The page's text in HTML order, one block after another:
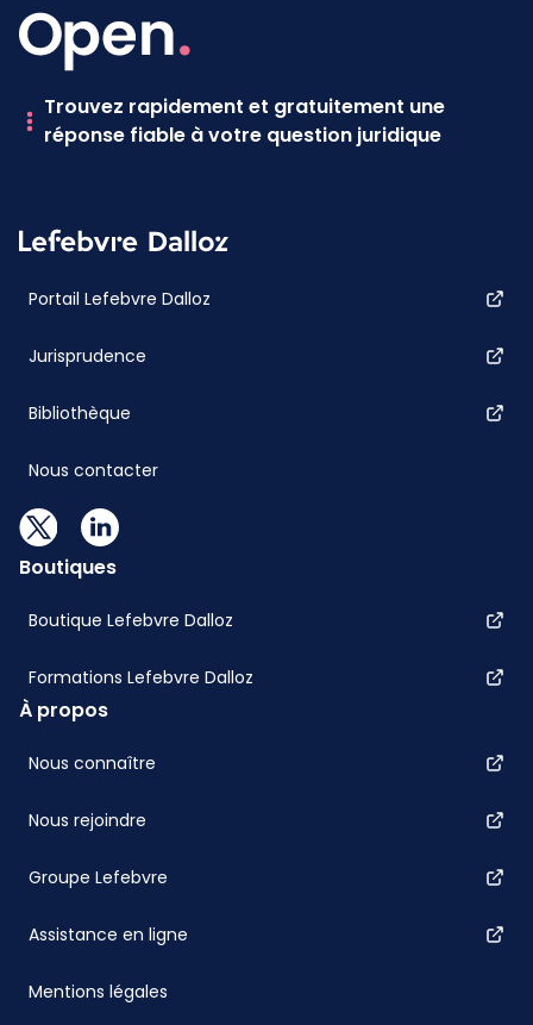
Trouvez rapidement et gratuitement une
réponse fiable à votre question juridique
Portail Lefebvre Dalloz
Jurisprudence
Bibliothèque
Nous contacter
Boutiques
Boutique Lefebvre Dalloz
Formations Lefebvre Dalloz
À propos
Nous connaître
Nous rejoindre
Groupe Lefebvre
Assistance en ligne
Mentions légales